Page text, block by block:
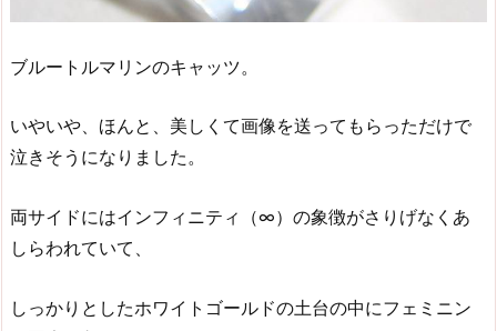
ブルートルマリンのキャッツ。
いやいや、ほんと、美しくて画像を送ってもらっただけで
泣きそうになりました。
両サイドにはインフィニティ（∞）の象徴がさりげなくあ
しらわれていて、
しっかりとしたホワイトゴールドの土台の中にフェミニン